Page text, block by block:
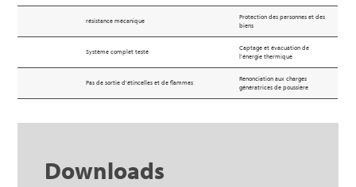
résistance mécanique
Protection des personnes et des
biens
Système complet testé
Captage et évacuation de
l'énergie thermique
Pas de sortie d'étincelles et de flammes
Renonciation aux charges
génératrices de poussière
Downloads